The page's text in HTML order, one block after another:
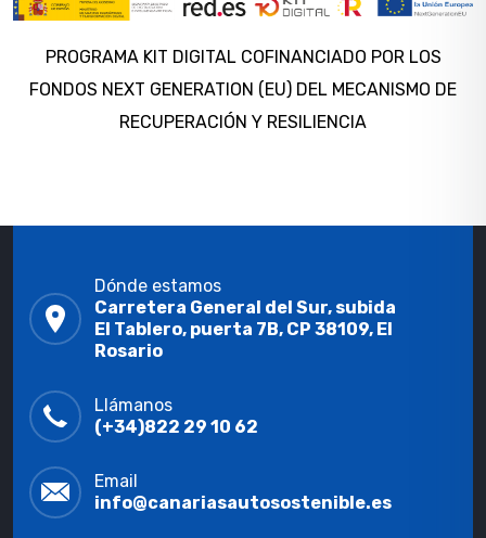
PROGRAMA KIT DIGITAL COFINANCIADO POR LOS
FONDOS NEXT GENERATION (EU) DEL MECANISMO DE
RECUPERACIÓN Y RESILIENCIA
Dónde estamos
Carretera General del Sur, subida
El Tablero, puerta 7B, CP 38109, El
Rosario
Llámanos
(+34)822 29 10 62
Email
info@canariasautosostenible.es